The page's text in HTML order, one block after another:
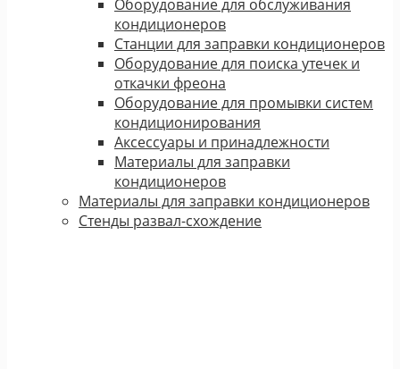
Оборудование для обслуживания
кондиционеров
Станции для заправки кондиционеров
Оборудование для поиска утечек и
откачки фреона
Оборудование для промывки систем
кондиционирования
Аксессуары и принадлежности
Материалы для заправки
кондиционеров
Материалы для заправки кондиционеров
Стенды развал-схождение